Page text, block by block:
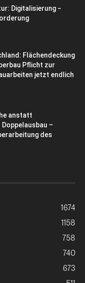
Digitalisierung −
Flächendeckung
Pflicht zur
jetzt endlich
anstatt
–
des
1674
1158
758
740
673